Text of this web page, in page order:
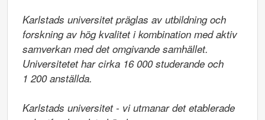
Karlstads universitet präglas av utbildning och
forskning av hög kvalitet i kombination med aktiv
samverkan med det omgivande samhället.
Universitetet har cirka 16 000 studerande och
1 200 anställda.
Karlstads universitet - vi utmanar det etablerade